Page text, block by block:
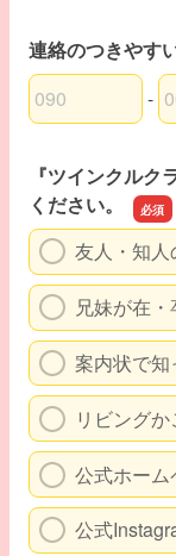
連絡のつきやす
連絡のつきやす
-
連絡のつきやす
連絡のつきやす
『ツインクル
ください。
友人・知人
兄妹が在
案内状で知
リビング
公式ホーム
公式